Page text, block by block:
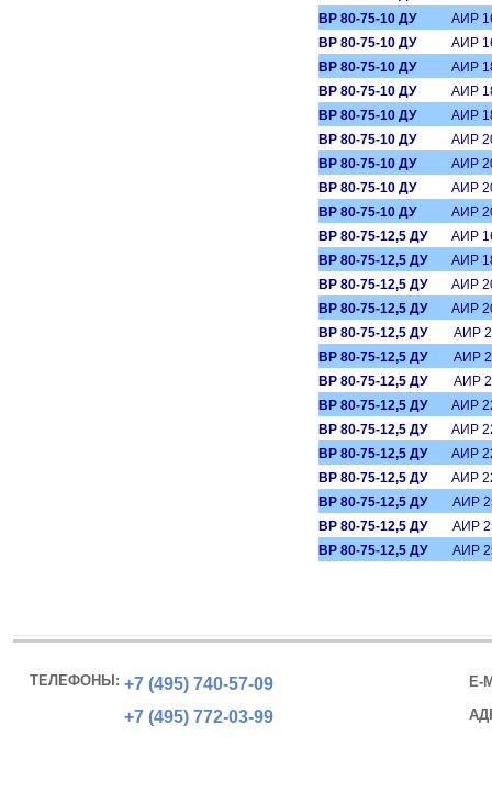
ВР 80-75-10 ДУ
АИР
ВР 80-75-10 ДУ
АИР
ВР 80-75-10 ДУ
АИР
ВР 80-75-10 ДУ
АИР
ВР 80-75-10 ДУ
АИР
ВР 80-75-10 ДУ
АИР
ВР 80-75-10 ДУ
АИР
ВР 80-75-10 ДУ
АИР
ВР 80-75-10 ДУ
АИР
ВР 80-75-12,5 ДУ
АИР
ВР 80-75-12,5 ДУ
АИР
ВР 80-75-12,5 ДУ
АИР
ВР 80-75-12,5 ДУ
АИР
ВР 80-75-12,5 ДУ
АИР
ВР 80-75-12,5 ДУ
АИР
ВР 80-75-12,5 ДУ
АИР
ВР 80-75-12,5 ДУ
АИР
ВР 80-75-12,5 ДУ
АИР
ВР 80-75-12,5 ДУ
АИР
ВР 80-75-12,5 ДУ
АИР
ВР 80-75-12,5 ДУ
АИР
ВР 80-75-12,5 ДУ
АИР
ВР 80-75-12,5 ДУ
АИР
ТЕЛЕФОНЫ: +7 (495) 740-57-09
+7 (495) 772-03-99
E-